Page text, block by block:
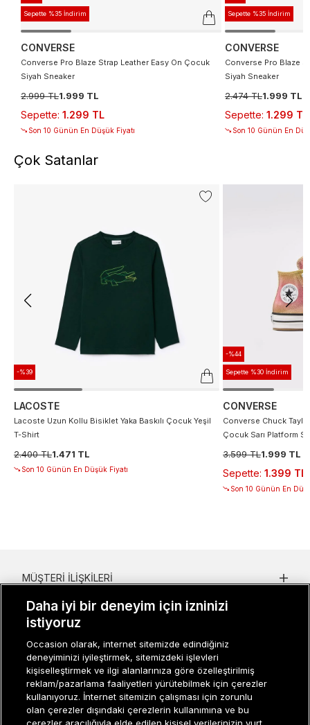
Sepette %35 İndirim
CONVERSE
Converse Pro Blaze Strap Leather Easy On Çocuk
Siyah Sneaker
2.999 TL1.999 TL
Sepette: 1.299 TL
Son 10 Günün En Düşük Fiyatı
Sepette %35 İndirim
CONVERSE
Converse Pro Blaze
Siyah Sneaker
2.474 TL1.999 TL
Sepette: 1.299 TL
Son 10 Günün En
Çok Satanlar
-%39
LACOSTE
Lacoste Uzun Kollu Bisiklet Yaka Baskılı Çocuk Yeşil
T-Shirt
2.400 TL1.471 TL
Son 10 Günün En Düşük Fiyatı
-%44
Sepette %30 İndirim
CONVERSE
Converse Chuck
Çocuk Sarı Platform
3.599 TL1.999 TL
Sepette: 1.399 TL
Son 10 Günün En
MÜŞTERI İLIŞKILERI
KURUMSAL
GRUP MARKALAR
ERKEK KATEGORILER
Daha iyi bir deneyim için izninizi
istiyoruz
Occasion olarak, internet sitemizde edindiğiniz
deneyiminizi iyileştirmek, sitemizdeki işlevleri
kişiselleştirmek ve ilgi alanlarınıza göre özelleştirilmiş
reklam/pazarlama faaliyetleri yürütebilmek için çerezler
kullanıyoruz. İnternet sitemizin çalışması için zorunlu
olan çerezler dışındaki çerezlerin kullanımına ve bu